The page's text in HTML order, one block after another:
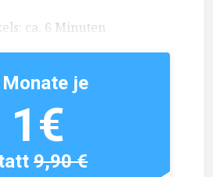
ca. 6 Minuten
je
1€
9,90 €